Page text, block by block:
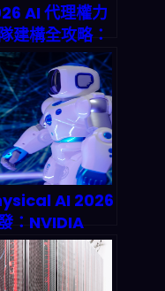
AI 代理權力
建構全攻略：
5 步驟讓
零人工自動化
AI 2026
：NVIDIA
AGX
讓機器人